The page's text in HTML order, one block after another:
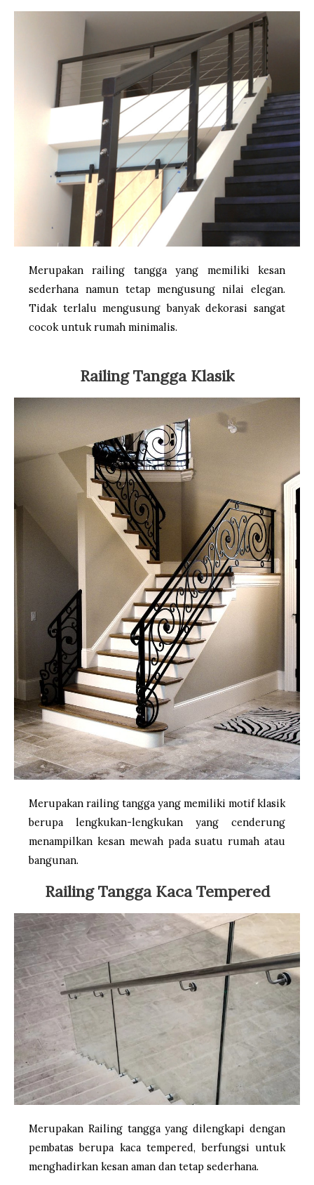
Merupakan railing tangga yang memiliki kesan
sederhana namun tetap mengusung nilai elegan.
Tidak terlalu mengusung banyak dekorasi sangat
cocok untuk rumah minimalis.
Railing Tangga Klasik
Merupakan railing tangga yang memiliki motif klasik
berupa lengkukan-lengkukan yang cenderung
menampilkan kesan mewah pada suatu rumah atau
bangunan.
Railing Tangga Kaca Tempered
Merupakan Railing tangga yang dilengkapi dengan
pembatas berupa kaca tempered, berfungsi untuk
menghadirkan kesan aman dan tetap sederhana.